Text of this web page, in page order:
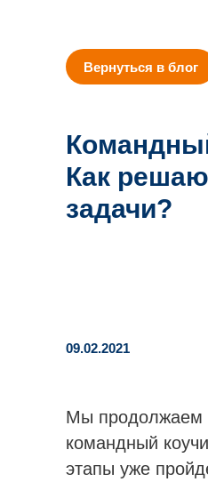
Как
задачи?
09.02.2021
Вернуться в блог
Мы продолжаем
командный
этапы уже